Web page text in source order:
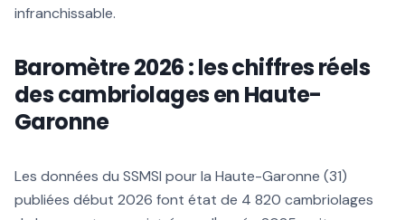
infranchissable.
Baromètre 2026 : les chiffres réels
des cambriolages en Haute-
Garonne
Les données du SSMSI pour la Haute-Garonne (31)
publiées début 2026 font état de 4 820 cambriolages